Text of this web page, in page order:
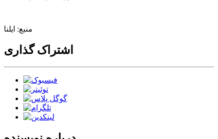
منبع: ایلنا
اشتراک گذاری